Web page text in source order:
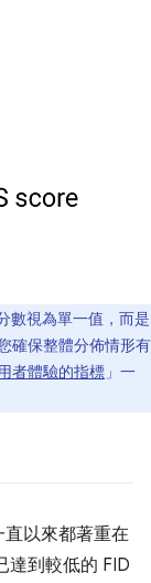
數視為單一值，而是
確保整體分佈情形有
者體驗的指標 」一
以來都著重在
達到較低的 FID